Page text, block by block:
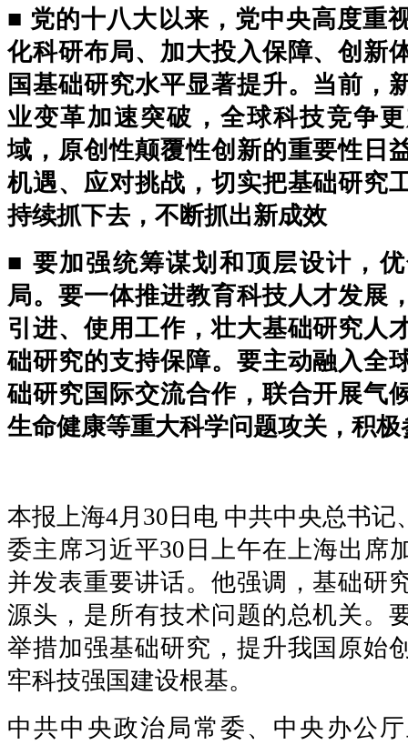
■ 党的十八大以来，党中央高度重
化科研布局、加大投入保障、创新
国基础研究水平显著提升。当前，
业变革加速突破，全球科技竞争
域，原创性颠覆性创新的重要性日
机遇、应对挑战，切实把基础研究
持续抓下去，不断抓出新成效
■ 要加强统筹谋划和顶层设计，
局。要一体推进教育科技人才发展
引进、使用工作，壮大基础研究人
础研究的支持保障。要主动融入全
础研究国际交流合作，联合开展气
生命健康等重大科学问题攻关，积
本报上海4月30日电 中共中央总书记
委主席习近平30日上午在上海出席
并发表重要讲话。他强调，基础研
源头，是所有技术问题的总机关。
举措加强基础研究，提升我国原始
牢科技强国建设根基。
中共中央政治局常委、中央办公